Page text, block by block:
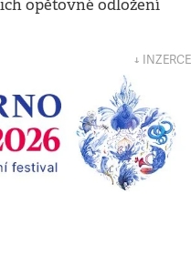
opětovné odložení
↓ INZERCE